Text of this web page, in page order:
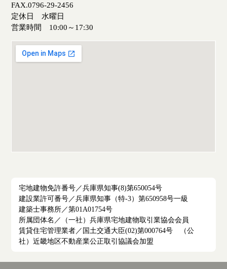
FAX.0796-29-2456
定休日 水曜日
営業時間 10:00～17:30
宅地建物免許番号／兵庫県知事(8)第650054号
建設業許可番号／兵庫県知事（特-3）第650958号一級
建築士事務所／第01A01754号
所属団体名／（一社）兵庫県宅地建物取引業協会会員
賃貸住宅管理業者／国土交通大臣(02)第000764号 （公
社）近畿地区不動産業公正取引協議会加盟